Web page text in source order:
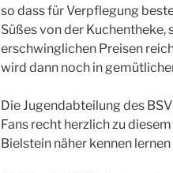
so dass für Verpflegung
Süßes von der Kuchentheke,
erschwinglichen Preisen
wird dann noch in
Die Jugendabteilung des
Fans recht herzlich zu
Bielstein näher kennen